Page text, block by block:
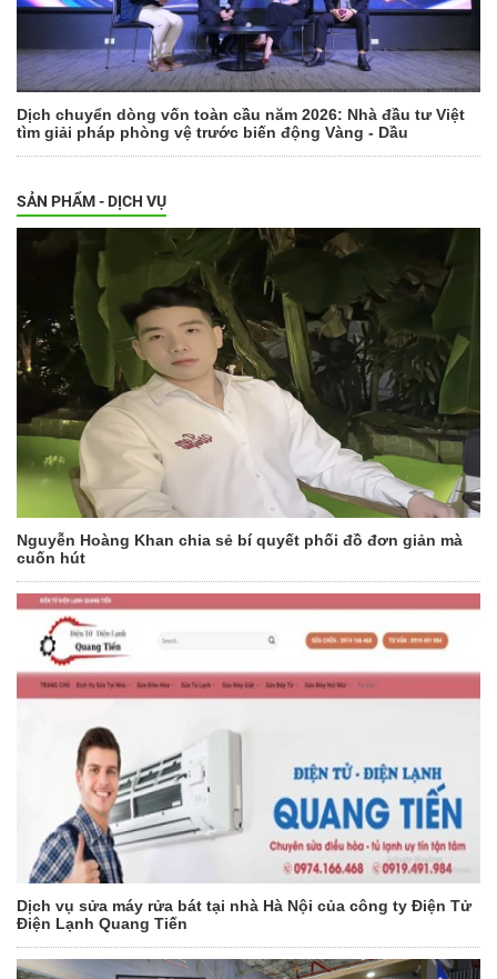
Dịch chuyển dòng vốn toàn cầu năm 2026: Nhà đầu tư Việt
tìm giải pháp phòng vệ trước biến động Vàng - Dầu
SẢN PHẨM - DỊCH VỤ
Nguyễn Hoàng Khan chia sẻ bí quyết phối đồ đơn giản mà
cuốn hút
Dịch vụ sửa máy rửa bát tại nhà Hà Nội của công ty Điện Tử
Điện Lạnh Quang Tiến